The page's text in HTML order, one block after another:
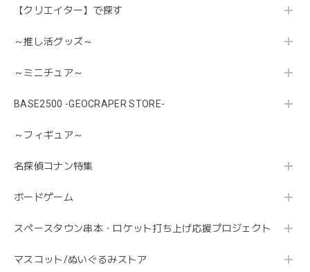
【クリエイター】で探す
～推し活グッズ～
～ミニチュア～
BASE2500 -GEOCRAPER STORE-
～フィギュア～
名探偵コナン特集
ボードゲーム
スペースタウン串本・ロケット打ち上げ応援プロジェクト
マスコット/ぬいぐるみストア